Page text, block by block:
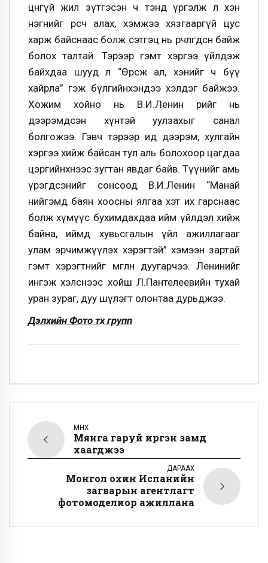
цөөнгүй жил зүтгэсэн ч тэнд үргэлж л хэн
нэгнийг өрсч алах, хэмжээ хязгааргүй цус
харж байснаас болж сэтгэц нь өөрчлөгдсөн байж
болох талтай. Тэрээр гэмт хэргээ үйлдэж
байхдаа шууд л “Өрсөж ал, хэнийг ч бүү
хайрла” гэж бүлгийнхэндээ хэлдэг байжээ.
Хожим хойно нь В.И.Ленин өөрийг нь
дээрэмдсэн хүнтэй уулзахыг санал
болгожээ. Гэвч тэрээр ид дээрэм, хулгайн
хэргээ хийж байсан тул аль болохоор цагдаа
цэргийнхнээс зугтан явдаг байв. Түүнийг амь
үрэгдсэнийг сонсоод В.И.Ленин “Манай
нийгэмд баян хоосны ялгаа хэт их гарснаас
болж хүмүүс бухимдахдаа ийм үйлдэл хийж
байна, иймд хувьсгалын үйл ажиллагааг
улам эрчимжүүлэх хэрэгтэй” хэмээн зартай
гэмт хэрэгтнийг өмгөөлөн дуугарчээ. Ленинийг
ингэж хэлснээс хойш Л.Пантелеевийн тухай
уран зураг, дуу шүлэгт олонтаа дурьджээ.
Дэлхийн Фото түүх групп
ӨМНӨХ
Мянга гаруй иргэн замд
хаагджээ
ДАРААХ
Монгол охин Испанийн
загварын агентлагт
фотомоделиор ажиллана